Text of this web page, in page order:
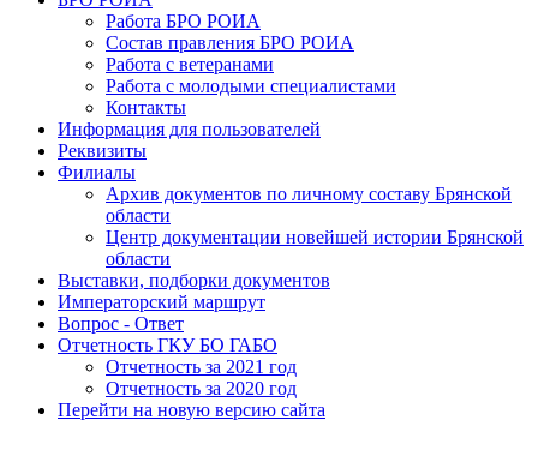
Работа БРО РОИА
Состав правления БРО РОИА
Работа с ветеранами
Работа с молодыми специалистами
Контакты
Информация для пользователей
Реквизиты
Филиалы
Архив документов по личному составу Брянской
области
Центр документации новейшей истории Брянской
области
Выставки, подборки документов
Императорский маршрут
Вопрос - Ответ
Отчетность ГКУ БО ГАБО
Отчетность за 2021 год
Отчетность за 2020 год
Перейти на новую версию сайта